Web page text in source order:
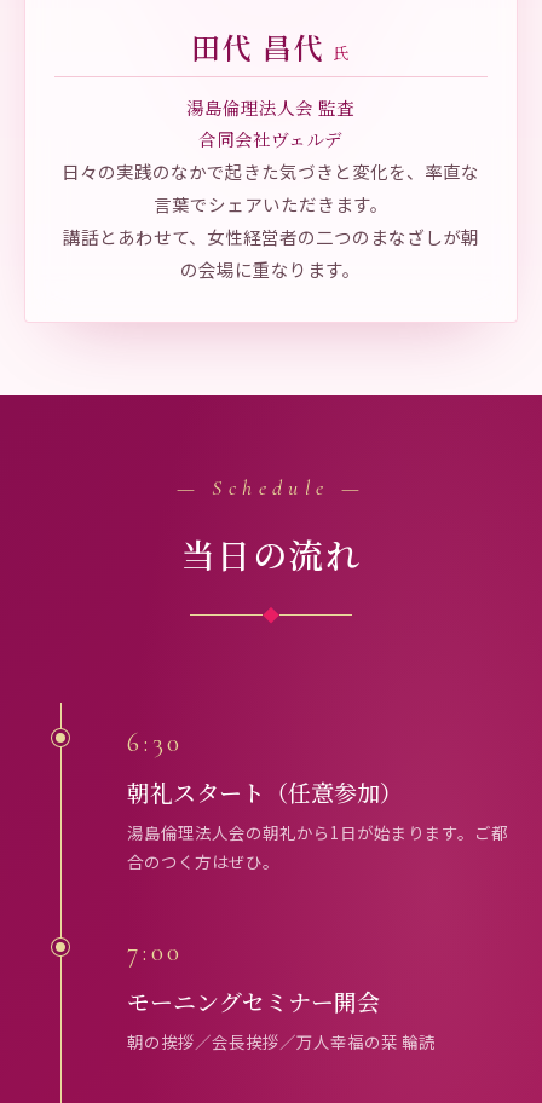
田代 昌代 氏
湯島倫理法人会 監査
合同会社ヴェルデ
日々の実践のなかで起きた気づきと変化を、率直な
言葉でシェアいただきます。
講話とあわせて、女性経営者の二つのまなざしが朝
の会場に重なります。
— Schedule —
当日の流れ
◆
6:30
朝礼スタート（任意参加）
湯島倫理法人会の朝礼から1日が始まります。ご都
合のつく方はぜひ。
7:00
モーニングセミナー開会
朝の挨拶／会長挨拶／万人幸福の栞 輪読